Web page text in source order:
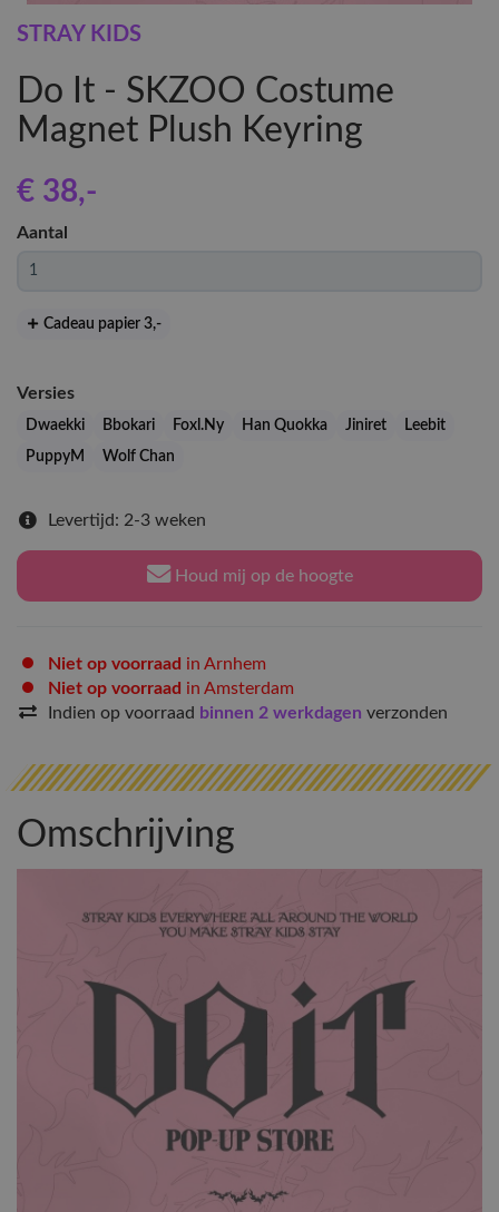
STRAY KIDS
Do It - SKZOO Costume
Magnet Plush Keyring
€ 38,-
Aantal
Cadeau papier 3,-
Versies
Dwaekki Bbokari Foxl.Ny Han Quokka Jiniret
Leebit
PuppyM
Wolf Chan
Levertijd: 2-3 weken
Houd mij op de hoogte
Niet op voorraad in Arnhem
Niet op voorraad in Amsterdam
Indien op voorraad binnen 2 werkdagen verzonden
Omschrijving